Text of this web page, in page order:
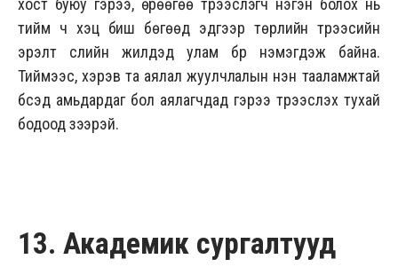
хост буюу гэрээ, өрөөгөө түрээслэгч нэгэн болох нь
тийм ч хэцүү биш бөгөөд эдгээр төрлийн түрээсийн
эрэлт сүүлийн жилүүдэд улам бүр нэмэгдэж байна.
Тиймээс, хэрэв та аялал жуулчлалын нэн тааламжтай
бүсэд амьдардаг бол аялагчдад гэрээ түрээслэх тухай
бодоод үзээрэй.
13. Академик сургалтууд